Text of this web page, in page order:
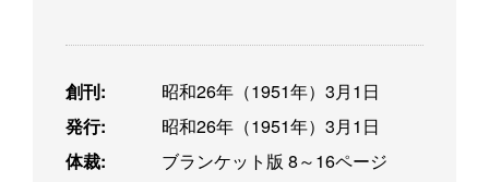
創刊:
昭和26年（1951年）3月1日
発行:
昭和26年（1951年）3月1日
体裁:
ブランケット版 8～16ページ